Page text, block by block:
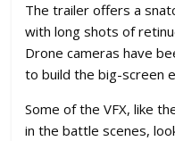
The trailer offers a
with long shots of
Drone cameras have
to build the big-screen
Some of the VFX, like
in the battle scenes,